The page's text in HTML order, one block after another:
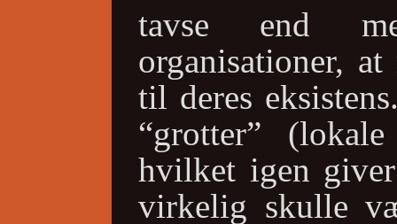
tavse end
organisationer,
til deres
“grotter”
hvilket igen
virkelig skulle